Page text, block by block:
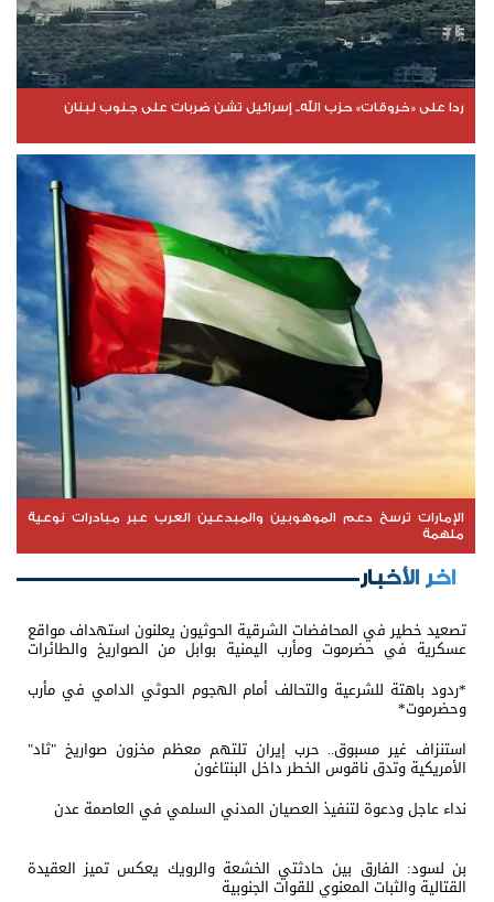
ردا على «خروقات» حزب الله.. إسرائيل تشن ضربات على جنوب لبنان
الإمارات ترسخ دعم الموهوبين والمبدعين العرب عبر مبادرات نوعية
ملهمة
اخر الأخبار
تصعيد خطير في المحافضات الشرقية الحوثيون يعلنون استهداف مواقع
عسكرية في حضرموت ومأرب اليمنية بوابل من الصواريخ والطائرات
*ردود باهتة للشرعية والتحالف أمام الهجوم الحوثي الدامي في مأرب
وحضرموت*
استنزاف غير مسبوق.. حرب إيران تلتهم معظم مخزون صواريخ "ثاد"
الأمريكية وتدق ناقوس الخطر داخل البنتاغون
نداء عاجل ودعوة لتنفيذ العصيان المدني السلمي في العاصمة عدن
بن لسود: الفارق بين حادثتي الخشعة والرويك يعكس تميز العقيدة
القتالية والثبات المعنوي للقوات الجنوبية